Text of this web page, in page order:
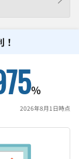
％
2026年8月1日時点